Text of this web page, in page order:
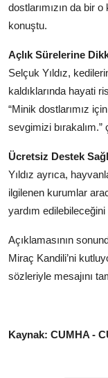
dostlarımızın da bir
konuştu.
Açlık Sürelerine
Selçuk Yıldız,
kaldıklarında hayati
“Minik dostlarımız
sevgimizi bırakalım.”
Ücretsiz Destek
Yıldız ayrıca,
ilgilenen kurumlar
yardım
Açıklamasının
Miraç Kandili’ni
sözleriyle mesajını
Kaynak: CUMHA -